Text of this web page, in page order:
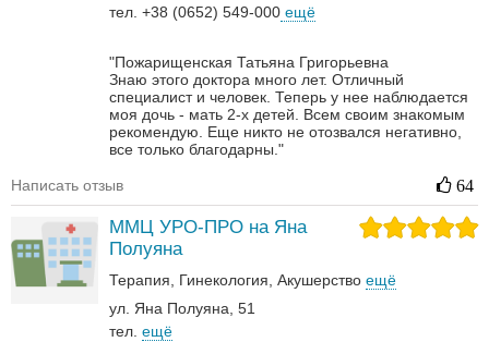
тел. +38 (0652) 549-000 ещё
"Пожарищенская Татьяна Григорьевна
Знаю этого доктора много лет. Отличный
специалист и человек. Теперь у нее наблюдается
моя дочь - мать 2-х детей. Всем своим знакомым
рекомендую. Еще никто не отозвался негативно,
все только благодарны."
Написать отзыв 64
ММЦ УРО-ПРО на Яна
Полуяна
Терапия Гинекология Акушерство ещё
ул. Яна Полуяна, 51
тел. ещё